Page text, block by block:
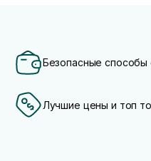
Безопасные способы
Лучшие цены и топ